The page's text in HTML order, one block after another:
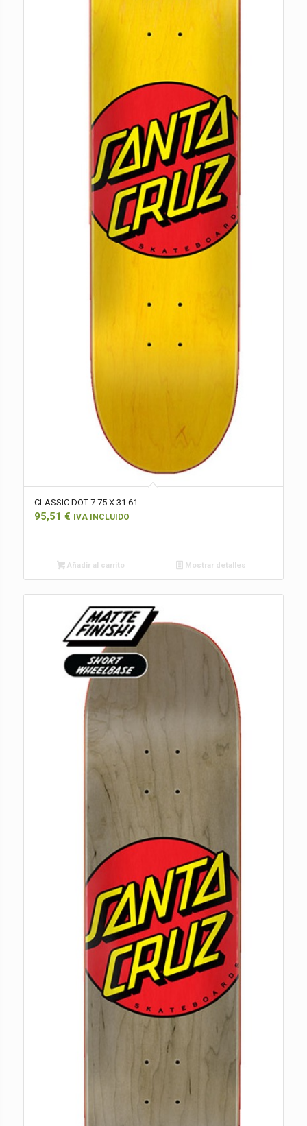
CLASSIC DOT 7.75 X 31.61
95,51 € IVA INCLUIDO
Añadir al carrito Mostrar detalles